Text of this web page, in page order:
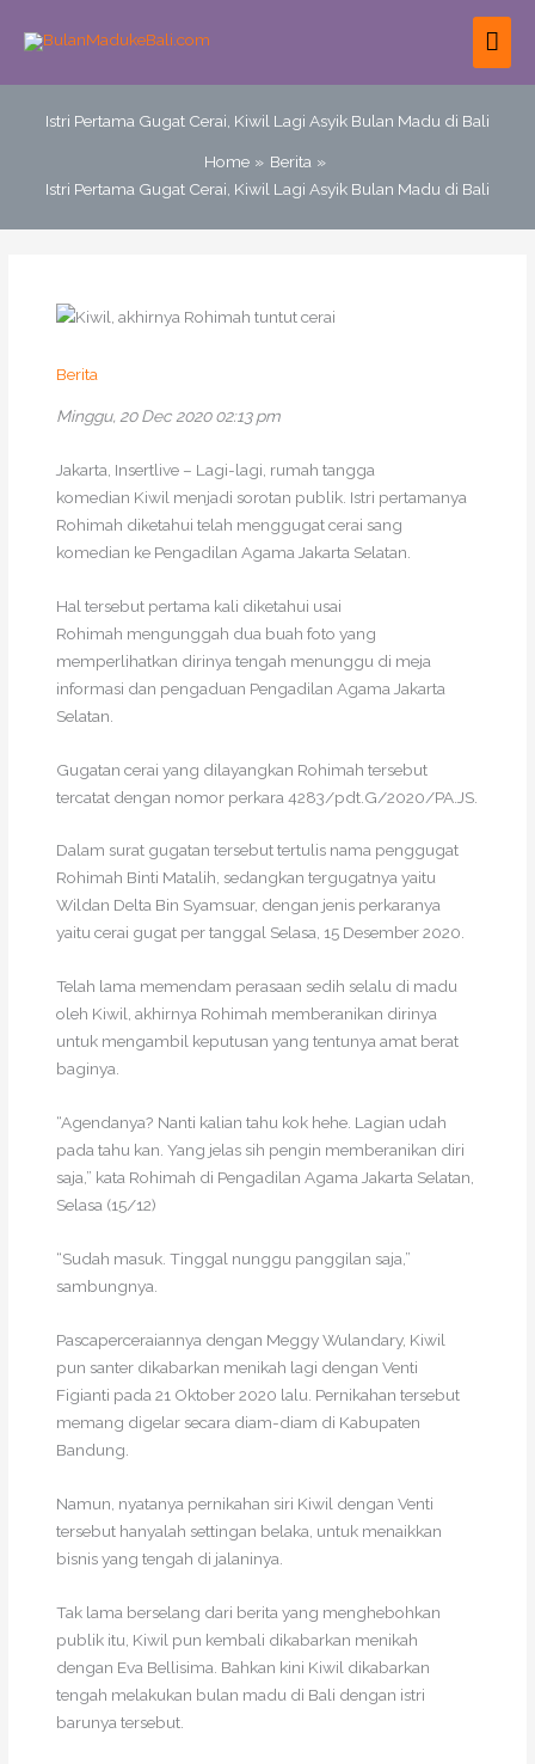
Istri Pertama Gugat Cerai, Kiwil Lagi Asyik Bulan Madu di Bali
Home
Berita
Istri Pertama Gugat Cerai, Kiwil Lagi Asyik Bulan Madu di Bali
Berita
Minggu, 20 Dec 2020 02:13 pm
Jakarta, Insertlive – Lagi-lagi, rumah tangga
komedian Kiwil menjadi sorotan publik. Istri pertamanya
Rohimah diketahui telah menggugat cerai sang
komedian ke Pengadilan Agama Jakarta Selatan.
Hal tersebut pertama kali diketahui usai
Rohimah mengunggah dua buah foto yang
memperlihatkan dirinya tengah menunggu di meja
informasi dan pengaduan Pengadilan Agama Jakarta
Selatan.
Gugatan cerai yang dilayangkan Rohimah tersebut
tercatat dengan nomor perkara 4283/pdt.G/2020/PA.JS.
Dalam surat gugatan tersebut tertulis nama penggugat
Rohimah Binti Matalih, sedangkan tergugatnya yaitu
Wildan Delta Bin Syamsuar, dengan jenis perkaranya
yaitu cerai gugat per tanggal Selasa, 15 Desember 2020.
Telah lama memendam perasaan sedih selalu di madu
oleh Kiwil, akhirnya Rohimah memberanikan dirinya
untuk mengambil keputusan yang tentunya amat berat
baginya.
“Agendanya? Nanti kalian tahu kok hehe. Lagian udah
pada tahu kan. Yang jelas sih pengin memberanikan diri
saja,” kata Rohimah di Pengadilan Agama Jakarta Selatan,
Selasa (15/12)
“Sudah masuk. Tinggal nunggu panggilan saja,”
sambungnya.
Pascaperceraiannya dengan Meggy Wulandary, Kiwil
pun santer dikabarkan menikah lagi dengan Venti
Figianti pada 21 Oktober 2020 lalu. Pernikahan tersebut
memang digelar secara diam-diam di Kabupaten
Bandung.
Namun, nyatanya pernikahan siri Kiwil dengan Venti
tersebut hanyalah settingan belaka, untuk menaikkan
bisnis yang tengah di jalaninya.
Tak lama berselang dari berita yang menghebohkan
publik itu, Kiwil pun kembali dikabarkan menikah
dengan Eva Bellisima. Bahkan kini Kiwil dikabarkan
tengah melakukan bulan madu di Bali dengan istri
barunya tersebut.